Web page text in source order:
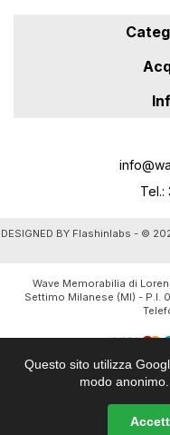
Questo sito utilizza
modo
Tel.:
DESIGNED BY Flashinlabs - ©
Wave Memorabilia di
Settimo Milanese (MI) - P.I.